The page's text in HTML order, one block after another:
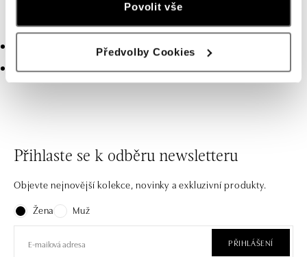
Povolit vše
Předvolby Cookies
brilianty
Přihlaste se k odběru newsletteru
Objevte nejnovější kolekce, novinky a exkluzivní produkty.
Žena
Muž
PŘIHLÁŠENÍ